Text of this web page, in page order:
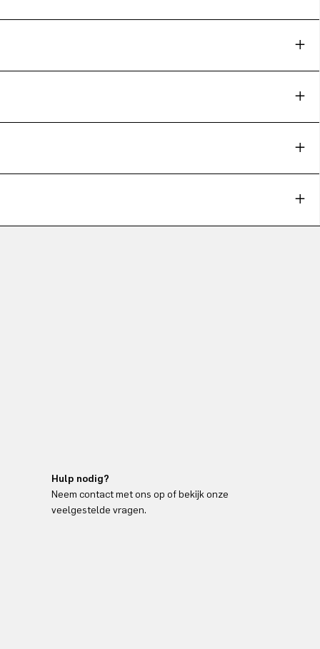
Hulp nodig?
Neem contact met ons op of bekijk onze
veelgestelde vragen.